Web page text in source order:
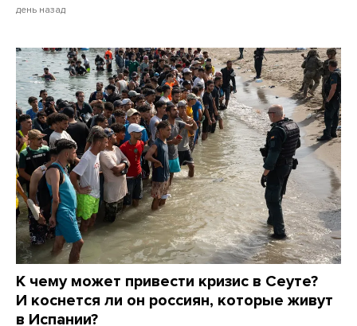
день назад
К чему может привести кризис в Сеуте?
И коснется ли он россиян, которые живут
в Испании?